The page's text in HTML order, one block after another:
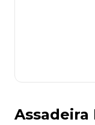
Assadeira